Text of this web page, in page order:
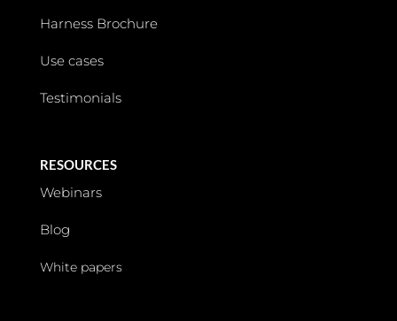
Harness Brochure
Use cases
Testimonials
RESOURCES
Webinars
Blog
White papers